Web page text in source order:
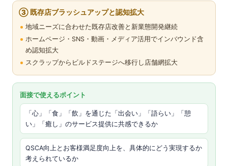
③ 既存店ブラッシュアップと認知拡大
地域ニーズに合わせた既存店改善と新業態開発継続
ホームページ・SNS・動画・メディア活用でインバウンド含
め認知拡大
スクラップからビルドステージへ移行し店舗網拡大
面接で使えるポイント
「心」「食」「飲」を通じた「出会い」「語らい」「憩
い」「癒し」のサービス提供に共感できるか
QSCA向上とお客様満足度向上を、具体的にどう実現するか
考えられているか